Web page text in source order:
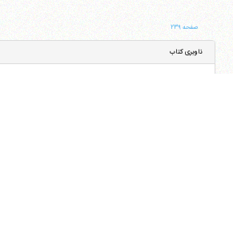
صفحه ۲۳۹
ناوبری کتاب